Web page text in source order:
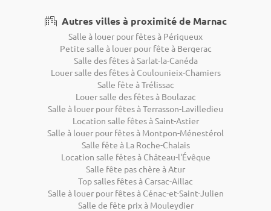
Autres villes à proximité de Marnac
Salle à louer pour fêtes à Périgueux
Petite salle à louer pour fête à Bergerac
Salle des fêtes à Sarlat-la-Canéda
Louer salle des fêtes à Coulounieix-Chamiers
Salle fête à Trélissac
Louer salle des fêtes à Boulazac
Salle à louer pour fêtes à Terrasson-Lavilledieu
Location salle fêtes à Saint-Astier
Salle à louer pour fêtes à Montpon-Ménestérol
Salle fête à La Roche-Chalais
Location salle fêtes à Château-l'Évêque
Salle fête pas chère à Atur
Top salles fêtes à Carsac-Aillac
Salle à louer pour fêtes à Cénac-et-Saint-Julien
Salle de fête prix à Mouleydier